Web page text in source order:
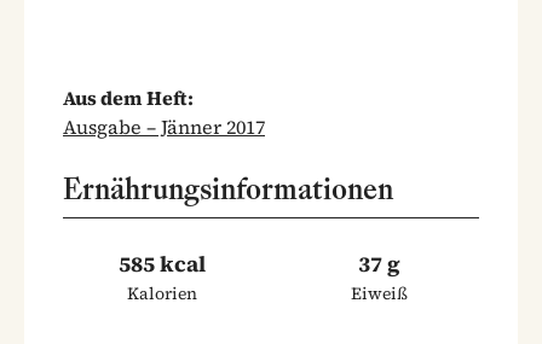
Aus dem Heft:
Ausgabe – Jänner 2017
Ernährungsinformationen
585 kcal
Kalorien
37 g
Eiweiß